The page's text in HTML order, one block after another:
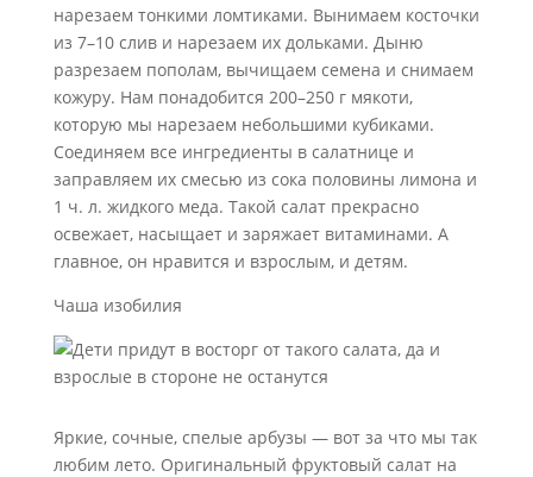
нарезаем тонкими ломтиками. Вынимаем косточки
из 7–10 слив и нарезаем их дольками. Дыню
разрезаем пополам, вычищаем семена и снимаем
кожуру. Нам понадобится 200–250 г мякоти,
которую мы нарезаем небольшими кубиками.
Соединяем все ингредиенты в салатнице и
заправляем их смесью из сока половины лимона и
1 ч. л. жидкого меда. Такой салат прекрасно
освежает, насыщает и заряжает витаминами. А
главное, он нравится и взрослым, и детям.
Чаша изобилия
Яркие, сочные, спелые арбузы — вот за что мы так
любим лето. Оригинальный фруктовый салат на